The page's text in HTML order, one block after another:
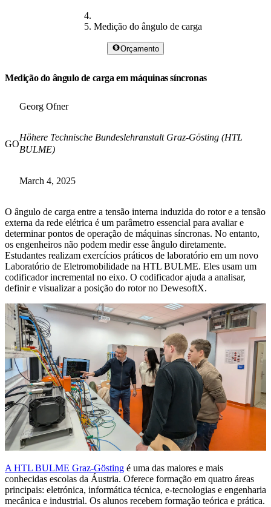
Medição do ângulo de carga
Orçamento
Medição do ângulo de carga em máquinas síncronas
GO
Georg Ofner
Höhere Technische Bundeslehranstalt Graz-Gösting (HTL
BULME)
March 4, 2025
O ângulo de carga entre a tensão interna induzida do rotor e a tensão
externa da rede elétrica é um parâmetro essencial para avaliar e
determinar pontos de operação de máquinas síncronas. No entanto,
os engenheiros não podem medir esse ângulo diretamente.
Estudantes realizam exercícios práticos de laboratório em um novo
Laboratório de Eletromobilidade na HTL BULME. Eles usam um
codificador incremental no eixo. O codificador ajuda a analisar,
definir e visualizar a posição do rotor no DewesoftX.
A HTL BULME Graz-Gösting é uma das maiores e mais
conhecidas escolas da Áustria. Oferece formação em quatro áreas
principais: eletrónica, informática técnica, e-tecnologias e engenharia
mecânica e industrial. Os alunos recebem formação teórica e prática.